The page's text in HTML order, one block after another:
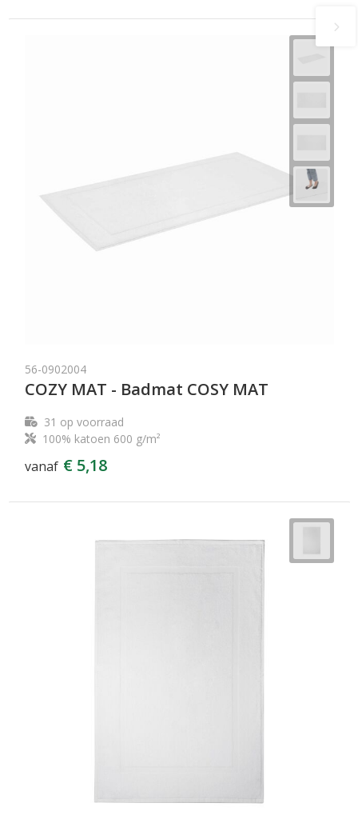
56-0902004
COZY MAT - Badmat COSY MAT
31 op voorraad
100% katoen 600 g/m²
vanaf € 5,18